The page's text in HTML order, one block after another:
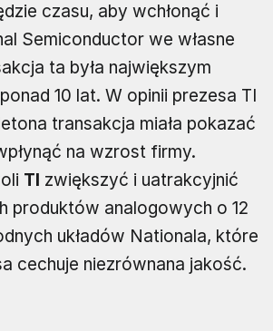
czasu, aby wchłonąć i
Semiconductor we własne
ta była największym
10 lat. W opinii prezesa TI
transakcja miała pokazać
na wzrost firmy.
TI zwiększyć i uatrakcyjnić
produktów analogowych o 12
układów Nationala, które
cechuje niezrównana jakość.